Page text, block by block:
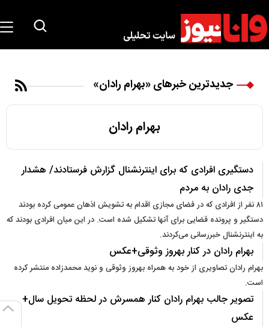
جدیدترین خبرهای «بهرام رادان»
بهرام رادان
دستگیری افرادی که برای اینترنشنال گزارش فرستادند/ هشدار
جدی رادان به مردم
۸۱ نفر از افرادی که در فضای مجازی اقدام به تشویش اذهان عمومی کرده بودند
دستگیر و پرونده قضایی برای آنها تشکیل شده است. در این میان افرادی بودند که
به اینترنشنال خبررسانی می‌کردند.
بهرام رادان در کنار بهروز وثوقی+عکس
بهرام رادان تصاویری از خود به همراه بهروز وثوقی و نوید محمدزاده منتشر کرده
است.
تصویر جالب بهرام رادان کنار همسرش در لحظه تحویل سال+
عکس